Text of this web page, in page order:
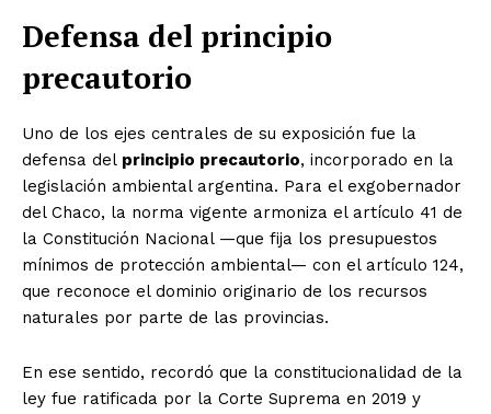
Defensa del principio
precautorio
Uno de los ejes centrales de su exposición fue la
defensa del principio precautorio, incorporado en la
legislación ambiental argentina. Para el exgobernador
del Chaco, la norma vigente armoniza el artículo 41 de
la Constitución Nacional —que fija los presupuestos
mínimos de protección ambiental— con el artículo 124,
que reconoce el dominio originario de los recursos
naturales por parte de las provincias.
En ese sentido, recordó que la constitucionalidad de la
ley fue ratificada por la Corte Suprema en 2019 y